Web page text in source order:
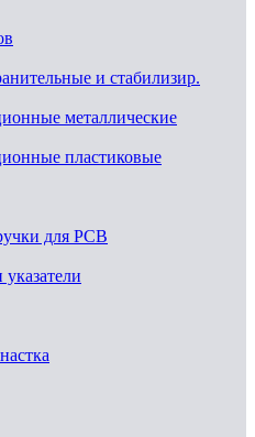
и стабилизир.
металлические
пластиковые
для PCB